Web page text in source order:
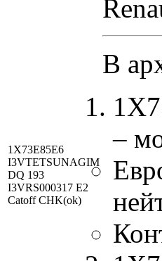
1X73E85E6
I3VTETSUNAGIM
DQ 193
I3VRS000317 E2
Catoff CHK(ok)
В
–